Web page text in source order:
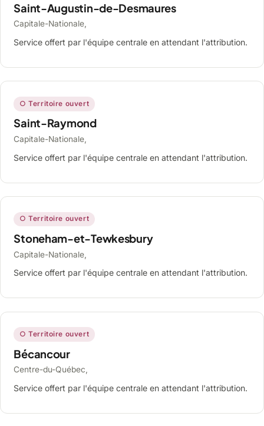
Saint-Augustin-de-Desmaures
Capitale-Nationale,
Service offert par l'équipe centrale en attendant l'attribution.
○ Territoire ouvert
Saint-Raymond
Capitale-Nationale,
Service offert par l'équipe centrale en attendant l'attribution.
○ Territoire ouvert
Stoneham-et-Tewkesbury
Capitale-Nationale,
Service offert par l'équipe centrale en attendant l'attribution.
○ Territoire ouvert
Bécancour
Centre-du-Québec,
Service offert par l'équipe centrale en attendant l'attribution.